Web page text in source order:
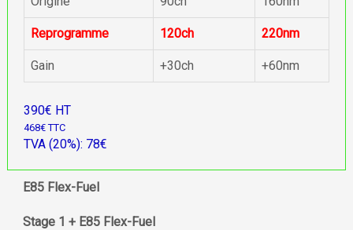
Reprogramme 120ch 220nm
Gain +30ch +60nm
390€ HT
468€ TTC
TVA (20%): 78€
E85 Flex-Fuel
Stage 1 + E85 Flex-Fuel